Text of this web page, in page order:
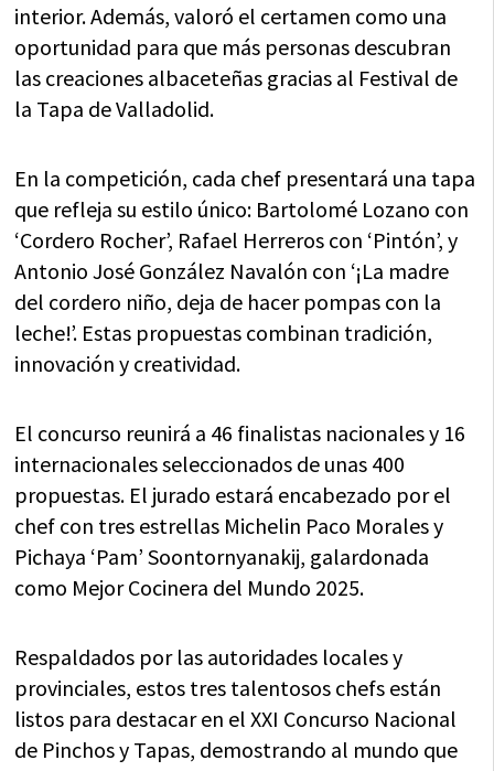
interior. Además, valoró el certamen como una
oportunidad para que más personas descubran
las creaciones albaceteñas gracias al Festival de
la Tapa de Valladolid.
En la competición, cada chef presentará una tapa
que refleja su estilo único: Bartolomé Lozano con
‘Cordero Rocher’, Rafael Herreros con ‘Pintón’, y
Antonio José González Navalón con ‘¡La madre
del cordero niño, deja de hacer pompas con la
leche!’. Estas propuestas combinan tradición,
innovación y creatividad.
El concurso reunirá a 46 finalistas nacionales y 16
internacionales seleccionados de unas 400
propuestas. El jurado estará encabezado por el
chef con tres estrellas Michelin Paco Morales y
Pichaya ‘Pam’ Soontornyanakij, galardonada
como Mejor Cocinera del Mundo 2025.
Respaldados por las autoridades locales y
provinciales, estos tres talentosos chefs están
listos para destacar en el XXI Concurso Nacional
de Pinchos y Tapas, demostrando al mundo que